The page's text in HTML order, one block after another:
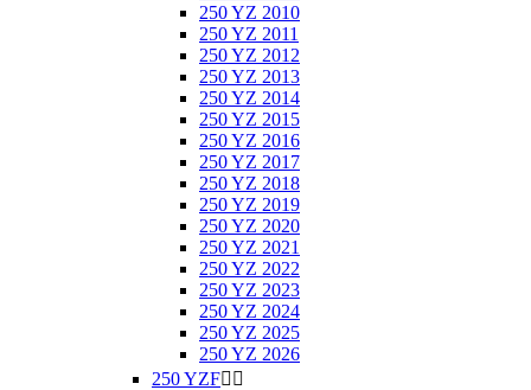
250 YZ 2010
250 YZ 2011
250 YZ 2012
250 YZ 2013
250 YZ 2014
250 YZ 2015
250 YZ 2016
250 YZ 2017
250 YZ 2018
250 YZ 2019
250 YZ 2020
250 YZ 2021
250 YZ 2022
250 YZ 2023
250 YZ 2024
250 YZ 2025
250 YZ 2026
250 YZF 